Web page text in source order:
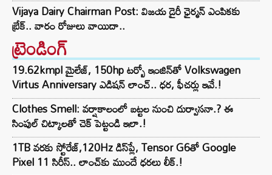
Vijaya Dairy Chairman Post: విజయ డైరీ ఛైర్మన్ ఎంపికకు
బ్రేక్.. వారం రోజులు వాయిదా..
ట్రెండింగ్‌
19.62kmpl మైలేజ్, 150hp టర్బో ఇంజిన్‌తో Volkswagen
Virtus Anniversary ఎడిషన్ లాంచ్.. ధర, ఫీచర్లు ఇవే.!
Clothes Smell: వర్షాకాలంలో బట్టల నుంచి దుర్వాసనా.? ఈ
సింపుల్ చిట్కాలతో చెక్ పెట్టండి ఇలా.!
1TB వరకు స్టోరేజ్,120Hz డిస్‌ప్లే, Tensor G6తో Google
Pixel 11 సిరీస్.. లాంచ్⁭కు ముందే ధరలు లీక్.!